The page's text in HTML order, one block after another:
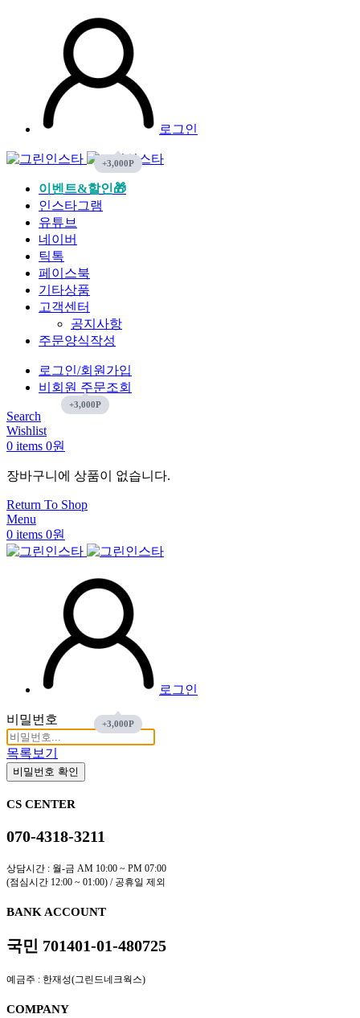
로그인
이벤트&할인🎁
인스타그램
유튜브
네이버
틱톡
페이스북
기타상품
고객센터
공지사항
주문양식작성
로그인/회원가입
비회원 주문조회
Search
Wishlist
0 items 0원
장바구니에 상품이 없습니다.
Return To Shop
Menu
0 items 0원
로그인
비밀번호
목록보기
비밀번호 확인
CS CENTER
070-4318-3211
상담시간 : 월-금 AM 10:00 ~ PM 07:00
(점심시간 12:00 ~ 01:00) / 공휴일 제외
BANK ACCOUNT
국민 701401-01-480725
예금주 : 한재성(그린드네크웍스)
COMPANY